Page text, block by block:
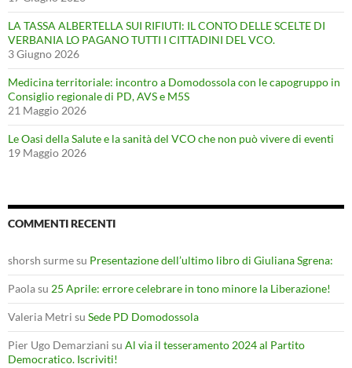
LA TASSA ALBERTELLA SUI RIFIUTI: IL CONTO DELLE SCELTE DI
VERBANIA LO PAGANO TUTTI I CITTADINI DEL VCO.
3 Giugno 2026
Medicina territoriale: incontro a Domodossola con le capogruppo in
Consiglio regionale di PD, AVS e M5S
21 Maggio 2026
Le Oasi della Salute e la sanità del VCO che non può vivere di eventi
19 Maggio 2026
COMMENTI RECENTI
shorsh surmesu Presentazione dell’ultimo libro di Giuliana Sgrena:
Paolasu 25 Aprile: errore celebrare in tono minore la Liberazione!
Valeria Metri su Sede PD Domodossola
Pier Ugo Demarziani su Al via il tesseramento 2024 al Partito
Democratico. Iscriviti!